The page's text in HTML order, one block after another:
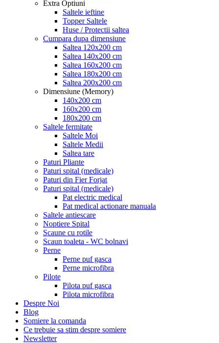
Extra Optiuni
Saltele ieftine
Topper Saltele
Huse / Protectii saltea
Cumpara dupa dimensiune
Saltea 120x200 cm
Saltea 140x200 cm
Saltea 160x200 cm
Saltea 180x200 cm
Saltea 200x200 cm
Dimensiune (Memory)
140x200 cm
160x200 cm
180x200 cm
Saltele fermitate
Saltele Moi
Saltele Medii
Saltea tare
Paturi Pliante
Paturi spital (medicale)
Paturi din Fier Forjat
Paturi spital (medicale)
Pat electric medical
Pat medical actionare manuala
Saltele antiescare
Noptiere Spital
Scaune cu rotile
Scaun toaleta - WC bolnavi
Perne
Perne puf gasca
Perne microfibra
Pilote
Pilota puf gasca
Pilota microfibra
Despre Noi
Blog
Somiere la comanda
Ce trebuie sa stim despre somiere
Newsletter